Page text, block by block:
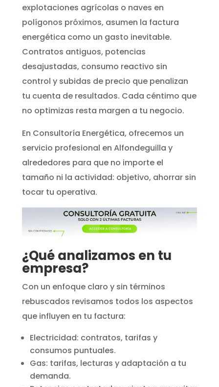
explotaciones agrícolas o naves en
polígonos próximos, asumen la factura
energética como un gasto inevitable.
Contratos antiguos, potencias
desajustadas, consumo reactivo sin
control y subidas de precio que penalizan
tu cuenta de resultados. Cada céntimo que
no optimizas resta margen a tu negocio.
En Consultoría Energética, ofrecemos un
servicio profesional en Alfondeguilla y
alrededores para que no importe el
tamaño ni la actividad: objetivo, ahorrar sin
tocar tu operativa.
¿Qué analizamos en tu
empresa?
Con un enfoque claro y sin términos
rebuscados revisamos todos los aspectos
que influyen en tu factura:
Electricidad: contratos, tarifas y
consumos puntuales.
Gas: tarifas, lecturas y adaptación a tu
demanda.